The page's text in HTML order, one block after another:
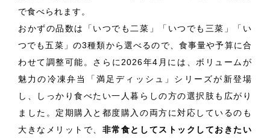
で食べられます。
おかずの品数は「いつでも二菜」「いつでも三菜」「い
つでも五菜」の3種類から選べるので、食事量や予算に合
わせて調整可能。さらに2026年4月には、ボリュームが
魅力の冷凍弁当「満足ディッシュ」シリーズが新登場
し、しっかり食べたい一人暮らしの方の選択肢も広がり
ました。定期購入と都度購入の両方に対応しているのも
大きなメリットで、 非常食としてストックしておきたい